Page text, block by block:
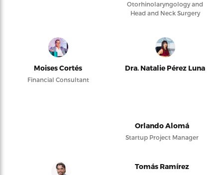
Otorhinolaryngology and
Head and Neck Surgery
Moises Cortés
Financial Consultant
Dra. Natalie Pérez Luna
Orlando Alomá
Startup Project Manager
Tomás Ramírez